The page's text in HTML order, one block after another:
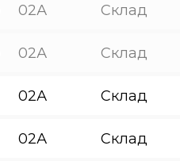
02А Склад
02А Склад
02А Склад
02А Склад